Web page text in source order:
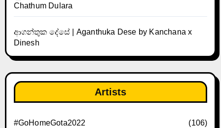
Chathum Dulara
ආගන්තුක දේසේ | Aganthuka Dese by Kanchana x
Dinesh
Artists
#GoHomeGota2022 (106)